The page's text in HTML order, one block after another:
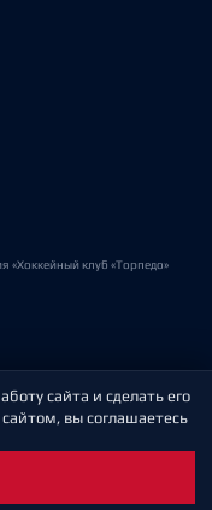
«Хоккейный клуб «Торпедо»
сайта и сделать его
вы соглашаетесь